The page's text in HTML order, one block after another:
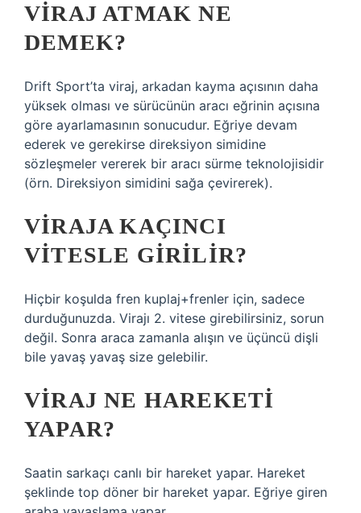
VIRAJ ATMAK NE
DEMEK?
Drift Sport’ta viraj, arkadan kayma açısının daha
yüksek olması ve sürücünün aracı eğrinin açısına
göre ayarlamasının sonucudur. Eğriye devam
ederek ve gerekirse direksiyon simidine
sözleşmeler vererek bir aracı sürme teknolojisidir
(örn. Direksiyon simidini sağa çevirerek).
VIRAJA KAÇINCI
VITESLE GIRILIR?
Hiçbir koşulda fren kuplaj+frenler için, sadece
durduğunuzda. Virajı 2. vitese girebilirsiniz, sorun
değil. Sonra araca zamanla alışın ve üçüncü dişli
bile yavaş yavaş size gelebilir.
VIRAJ NE HAREKETI
YAPAR?
Saatin sarkaçı canlı bir hareket yapar. Hareket
şeklinde top döner bir hareket yapar. Eğriye giren